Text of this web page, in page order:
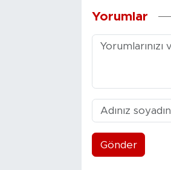
Yorumlar
Gönder